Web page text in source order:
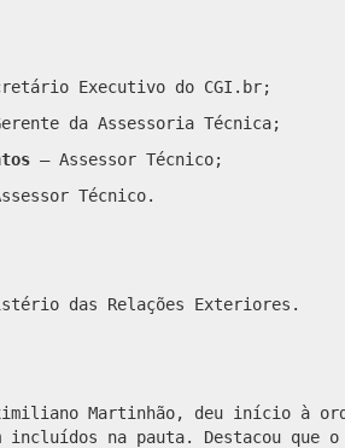
Executivo do CGI.br;
da Assessoria Técnica;
– Assessor Técnico;
Técnico.
das Relações Exteriores.
Martinhão, deu início à
incluídos na pauta. Destacou